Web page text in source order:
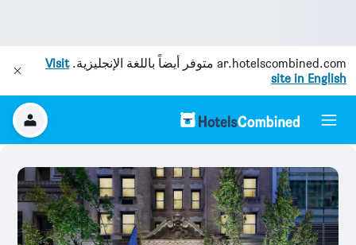
ar.hotelscombined.com متوفر أيضاً باللغة الإنجليزية.Visit
site in English